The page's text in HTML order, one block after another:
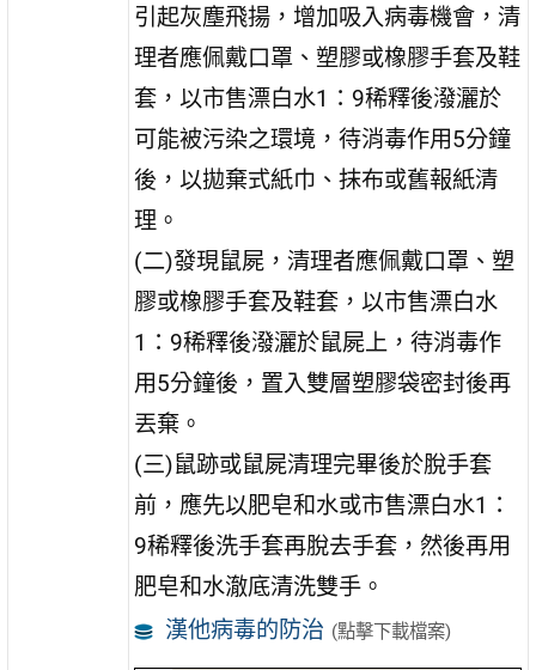
引起灰塵飛揚，增加吸入病毒機會，清
理者應佩戴口罩、塑膠或橡膠手套及鞋
套，以市售漂白水1：9稀釋後潑灑於
可能被污染之環境，待消毒作用5分鐘
後，以拋棄式紙巾、抹布或舊報紙清
理。
(二)發現鼠屍，清理者應佩戴口罩、塑
膠或橡膠手套及鞋套，以市售漂白水
1：9稀釋後潑灑於鼠屍上，待消毒作
用5分鐘後，置入雙層塑膠袋密封後再
丟棄。
(三)鼠跡或鼠屍清理完畢後於脫手套
前，應先以肥皂和水或市售漂白水1：
9稀釋後洗手套再脫去手套，然後再用
肥皂和水澈底清洗雙手。
漢他病毒的防治 (點擊下載檔案)